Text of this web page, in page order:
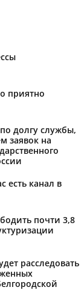
приятно
долгу службы,
заявок на
есть канал в
почти 3,8
расследовать